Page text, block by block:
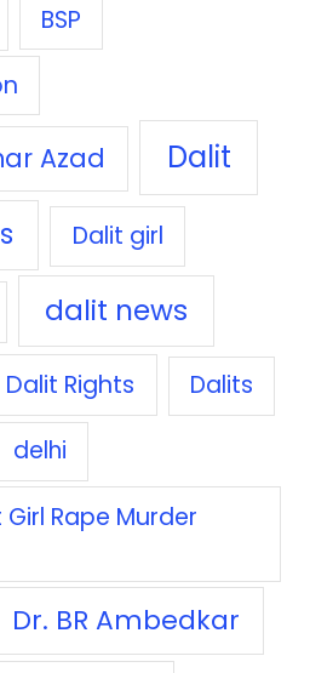
BSP
Azad Dalit
Dalit girl
dalit news
Dalit Rights Dalits
delhi
Rape Murder
Dr. BR Ambedkar